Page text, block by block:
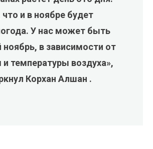
и в ноябре будет
У нас может быть
в зависимости от
температуры воздуха»,
Корхан Алшан .